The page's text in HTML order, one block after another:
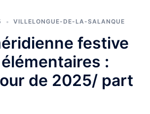
VILLELONGUE-DE-LA-SALANQUE
festive
:
de 2025/ part